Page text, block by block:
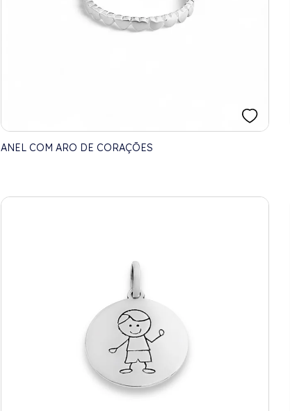
ANEL COM ARO DE CORAÇÕES